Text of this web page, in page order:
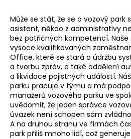
Může se stát, že se o vozový park
asistent, někdo z administrativy
bez patřičných kompetencí.
vysoce kvalifikovaných
Office, které se stará o údržbu
a tvorbu zpráv, a také oddělení
a likvidace pojistných událostí.
parku pracuje v týmu a má
manažerů vozového parku ve
uvědomit, že jeden správce
úvazek není schopen sám
A na druhou stranu ve firmách
park příliš mnoho lidí, což